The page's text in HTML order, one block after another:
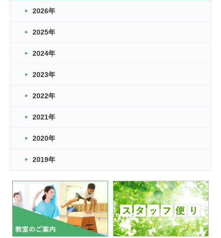
2026.03.16
車いすバスケとRくんのお話
卒業・卒園の季節★
2026.03.11
緑ケ丘体育館
2022.11.03
緑ケ丘体育館
いたっぼーる大会☆彡
緑ケ丘体育館
2022.07.03
市内総合体育大会が開始
緑ケ丘体育館 猪名川運動広場
古池運動広場
2026年
2025年
2024年
2023年
2022年
2021年
2020年
2019年